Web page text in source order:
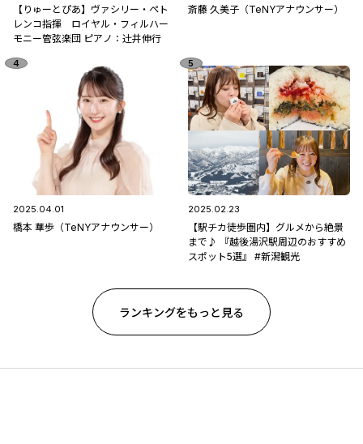
【りゅーとぴあ】ヴァシリー・ペト
レンコ指揮 ロイヤル・フィルハー
モニー管弦楽団 ピアノ：辻󠄀井伸行
斎藤 久美子（TeNYアナウンサー）
2025.04.01
橋本 華歩（TeNYアナウンサー）
2025.02.23
【駅チカ徒歩圏内】グルメから絶景
まで♪ 『越後湯沢駅周辺のおすすめ
スポット5選』 #新潟観光
ランキングをもっと見る